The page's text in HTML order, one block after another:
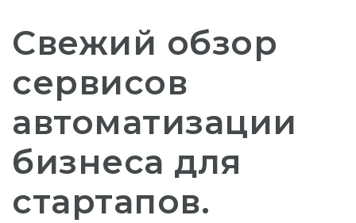
Свежий обзор
сервисов
автоматизации
бизнеса для
стартапов.